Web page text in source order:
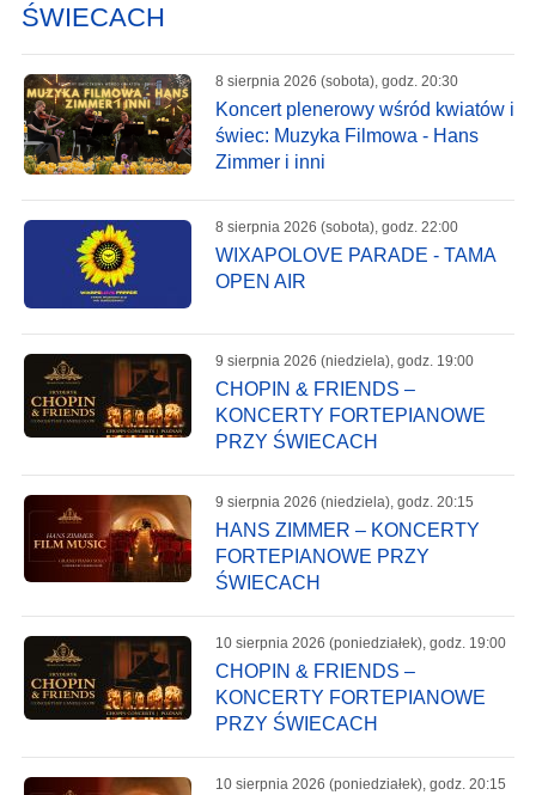
ŚWIECACH
8 sierpnia 2026 (sobota), godz. 20:30
Koncert plenerowy wśród kwiatów i
świec: Muzyka Filmowa - Hans
Zimmer i inni
8 sierpnia 2026 (sobota), godz. 22:00
WIXAPOLOVE PARADE - TAMA
OPEN AIR
9 sierpnia 2026 (niedziela), godz. 19:00
CHOPIN & FRIENDS –
KONCERTY FORTEPIANOWE
PRZY ŚWIECACH
9 sierpnia 2026 (niedziela), godz. 20:15
HANS ZIMMER – KONCERTY
FORTEPIANOWE PRZY
ŚWIECACH
10 sierpnia 2026 (poniedziałek), godz. 19:00
CHOPIN & FRIENDS –
KONCERTY FORTEPIANOWE
PRZY ŚWIECACH
10 sierpnia 2026 (poniedziałek), godz. 20:15